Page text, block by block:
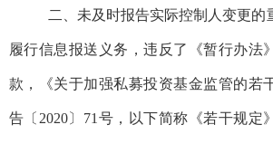
二、未及时报告实际控制人变更的
履行信息报送义务，违反了《暂行办法
款，《关于加强私募投资基金监管的若
告 〔2020〕 71号，以下简称《若干规定